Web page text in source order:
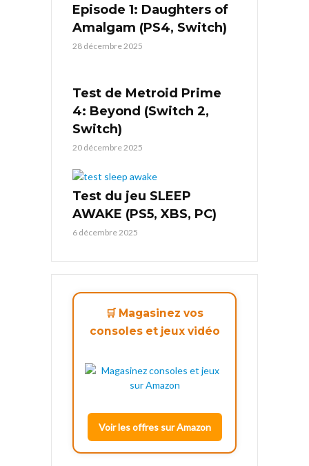
Episode 1: Daughters of
Amalgam (PS4, Switch)
28 décembre 2025
Test de Metroid Prime
4: Beyond (Switch 2,
Switch)
20 décembre 2025
Test du jeu SLEEP
AWAKE (PS5, XBS, PC)
6 décembre 2025
🛒 Magasinez vos
consoles et jeux vidéo
Voir les offres sur Amazon